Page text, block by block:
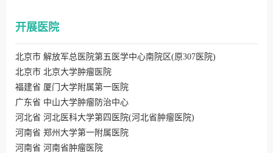
开展医院
北京市 解放军总医院第五医学中心南院区(原307医院)
北京市 北京大学肿瘤医院
福建省 厦门大学附属第一医院
广东省 中山大学肿瘤防治中心
河北省 河北医科大学第四医院(河北省肿瘤医院)
河南省 郑州大学第一附属医院
河南省 河南省肿瘤医院